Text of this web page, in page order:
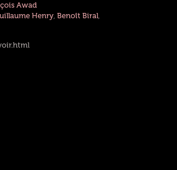
Awad
Henry, Benoît Biral,